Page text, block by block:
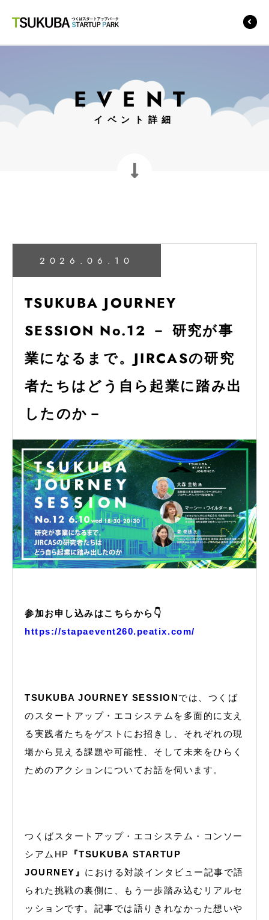
EVENT
イベント詳細
2026.06.10
TSUKUBA JOURNEY
SESSION No.12 － 研究が事
業になるまで。JIRCASの研究
者たちはどう自ら起業に踏み出
したのか－
参加お申し込みはこちらから👇
https://stapaevent260.peatix.com/
TSUKUBA JOURNEY SESSIONでは、つくば
のスタートアップ・エコシステムを多面的に支え
る実践者たちをゲストにお招きし、それぞれの現
場から見える課題や可能性、そして未来をひらく
ためのアクションについてお話を伺います。
つくばスタートアップ・エコシステム・コンソー
シアムHP 『TSUKUBA STARTUP
JOURNEY』 における対談インタビュー記事で語
られた挑戦の裏側に、もう一歩踏み込むリアルセ
ッションです。記事では語りきれなかった想いや